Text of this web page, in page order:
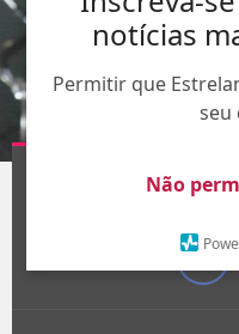
notícias
Permitir que
seu
Não